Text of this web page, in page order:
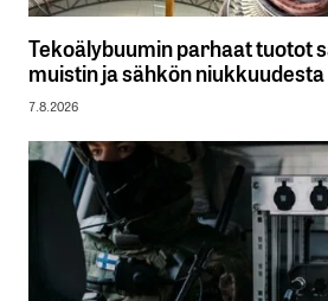
Tekoälybuumin parhaat tuotot
muistin ja sähkön niukkuudesta
7.8.2026